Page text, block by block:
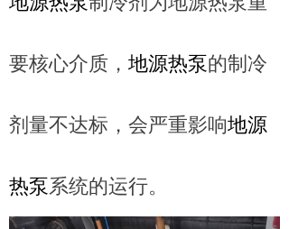
要核心介质， 地源热泵的制冷
剂量不达标，会严重影响地源
热泵系统的运行。